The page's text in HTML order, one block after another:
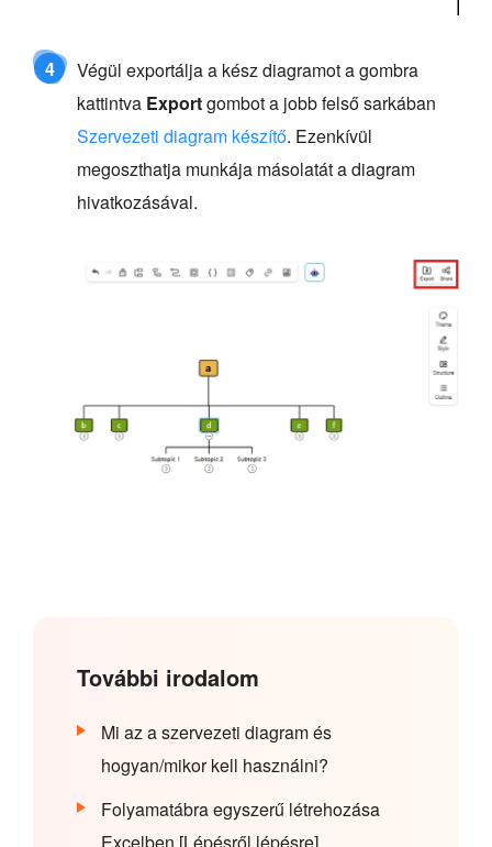
4
Végül exportálja a kész diagramot a gombra
kattintva Exportgombot a jobb felső sarkában
Szervezeti diagram készítő. Ezenkívül
megoszthatja munkája másolatát a diagram
hivatkozásával.
További irodalom
Mi az a szervezeti diagram és
hogyan/mikor kell használni?
Folyamatábra egyszerű létrehozása
Excelben [Lépésről lépésre]